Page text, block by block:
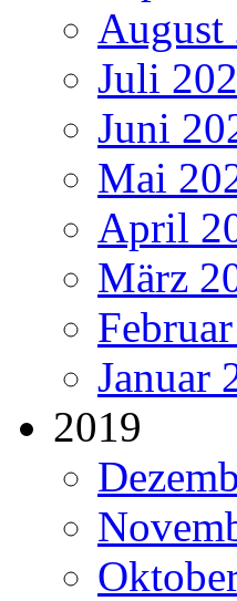
August
Juli
Juni
Mai
April
März
Januar
2019